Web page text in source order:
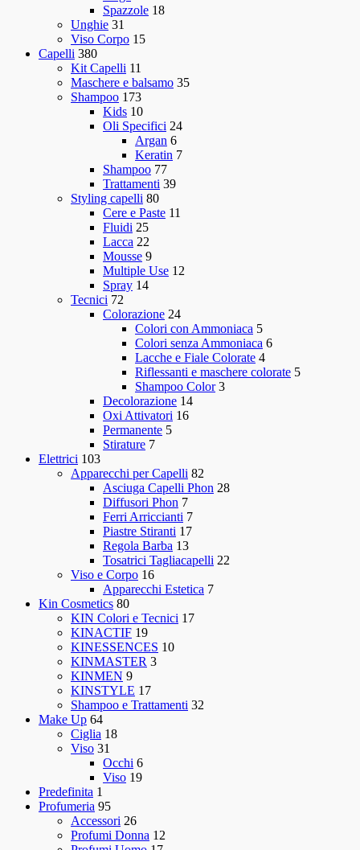
Spazzole 18
Unghie 31
Viso Corpo 15
Capelli 380
Kit Capelli 11
Maschere e balsamo 35
Shampoo 173
Kids 10
Oli Specifici 24
Argan 6
Keratin 7
Shampoo 77
Trattamenti 39
Styling capelli 80
Cere e Paste 11
Fluidi 25
Lacca 22
Mousse 9
Multiple Use 12
Spray 14
Tecnici 72
Colorazione 24
Colori con Ammoniaca 5
Colori senza Ammoniaca 6
Lacche e Fiale Colorate 4
Riflessanti e maschere colorate 5
Shampoo Color 3
Decolorazione 14
Oxi Attivatori 16
Permanente 5
Stirature 7
Elettrici 103
Apparecchi per Capelli 82
Asciuga Capelli Phon 28
Diffusori Phon 7
Ferri Arriccianti 7
Piastre Stiranti 17
Regola Barba 13
Tosatrici Tagliacapelli 22
Viso e Corpo 16
Apparecchi Estetica 7
Kin Cosmetics 80
KIN Colori e Tecnici 17
KINACTIF 19
KINESSENCES 10
KINMASTER 3
KINMEN 9
KINSTYLE 17
Shampoo e Trattamenti 32
Make Up 64
Ciglia 18
Viso 31
Occhi 6
Viso 19
Predefinita 1
Profumeria 95
Accessori 26
Profumi Donna 12